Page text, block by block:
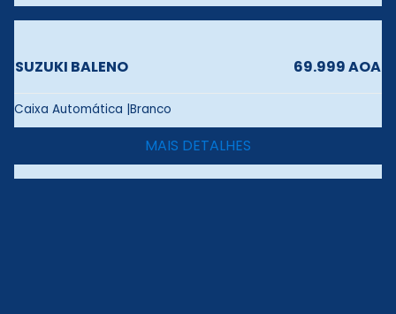
SUZUKI BALENO 69.999 AOA
Caixa Automática |Branco
MAIS DETALHES